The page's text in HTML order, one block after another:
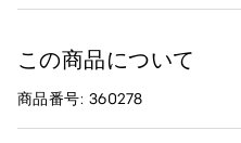
この商品について
商品番号: 360278